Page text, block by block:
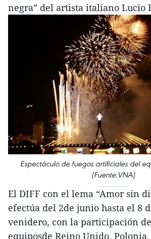
negra” del artista italiano Lucio
Espectáculo de fuegos artificiales del
(Fuente:VNA)
El DIFF con el lema “Amor sin
efectúa del 2de junio hasta el 8
venidero, con la participación
equiposde Reino Unido, Polonia,